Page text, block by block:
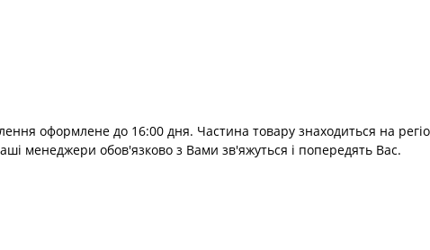
оформлене до 16:00 дня. Частина товару знаходиться на
менеджери обов'язково з Вами зв'яжуться і попередять Вас.